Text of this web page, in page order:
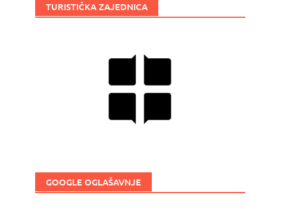
TURISTIČKA ZAJEDNICA
GOOGLE OGLAŠAVNJE